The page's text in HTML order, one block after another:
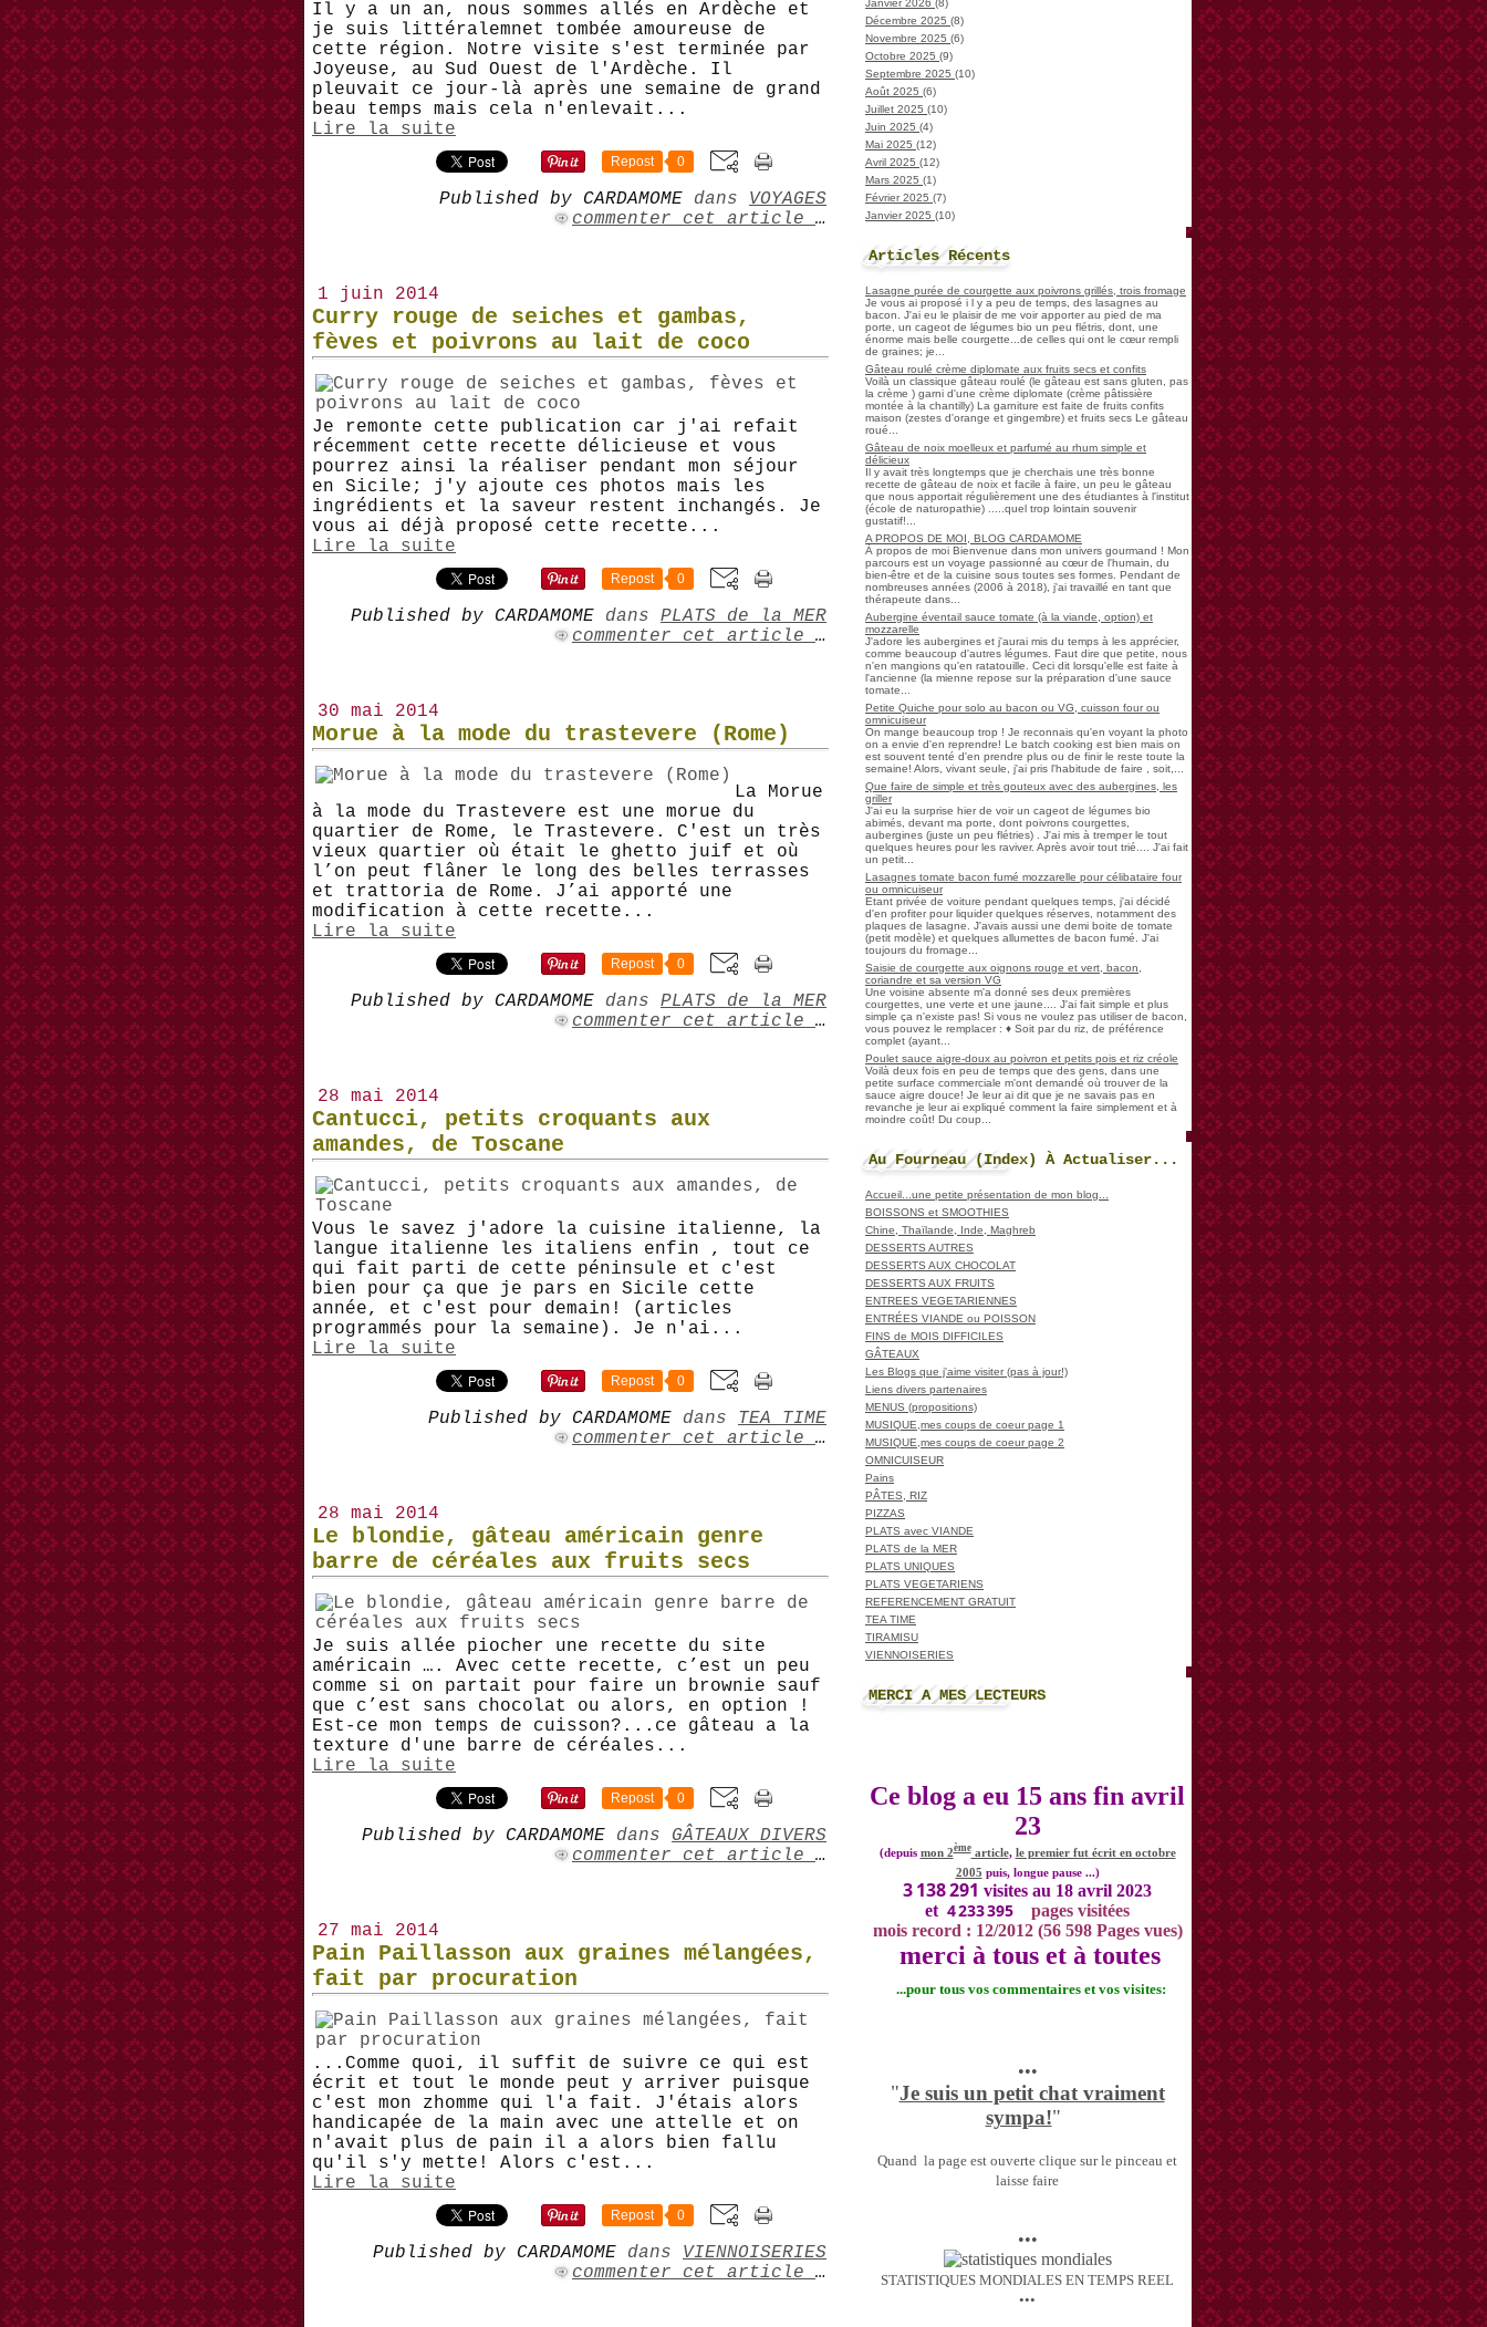
Il y a un an, nous sommes allés en Ardèche et
je suis littéralemnet tombée amoureuse de
cette région. Notre visite s'est terminée par
Joyeuse, au Sud Ouest de l'Ardèche. Il
pleuvait ce jour-là après une semaine de grand
beau temps mais cela n'enlevait...
Lire la suite
Repost 0
Published by CARDAMOME dans VOYAGES
commenter cet article …
1 juin 2014
Curry rouge de seiches et gambas,
fèves et poivrons au lait de coco
Je remonte cette publication car j'ai refait
récemment cette recette délicieuse et vous
pourrez ainsi la réaliser pendant mon séjour
en Sicile; j'y ajoute ces photos mais les
ingrédients et la saveur restent inchangés. Je
vous ai déjà proposé cette recette...
Lire la suite
Repost 0
Published by CARDAMOME dans PLATS de la MER
commenter cet article …
30 mai 2014
Morue à la mode du trastevere (Rome)
La Morue
à la mode du Trastevere est une morue du
quartier de Rome, le Trastevere. C'est un très
vieux quartier où était le ghetto juif et où
l’on peut flâner le long des belles terrasses
et trattoria de Rome. J’ai apporté une
modification à cette recette...
Lire la suite
Repost 0
Published by CARDAMOME dans PLATS de la MER
commenter cet article …
28 mai 2014
Cantucci, petits croquants aux
amandes, de Toscane
Vous le savez j'adore la cuisine italienne, la
langue italienne les italiens enfin , tout ce
qui fait parti de cette péninsule et c'est
bien pour ça que je pars en Sicile cette
année, et c'est pour demain! (articles
programmés pour la semaine). Je n'ai...
Lire la suite
Repost 0
Published by CARDAMOME dans TEA TIME
commenter cet article …
28 mai 2014
Le blondie, gâteau américain genre
barre de céréales aux fruits secs
Je suis allée piocher une recette du site
américain …. Avec cette recette, c’est un peu
comme si on partait pour faire un brownie sauf
que c’est sans chocolat ou alors, en option !
Est-ce mon temps de cuisson?...ce gâteau a la
texture d'une barre de céréales...
Lire la suite
Repost 0
Published by CARDAMOME dans GÂTEAUX DIVERS
commenter cet article …
27 mai 2014
Pain Paillasson aux graines mélangées,
fait par procuration
...Comme quoi, il suffit de suivre ce qui est
écrit et tout le monde peut y arriver puisque
c'est mon zhomme qui l'a fait. J'étais alors
handicapée de la main avec une attelle et on
n'avait plus de pain il a alors bien fallu
qu'il s'y mette! Alors c'est...
Lire la suite
Repost 0
Published by CARDAMOME dans VIENNOISERIES
commenter cet article …
Janvier 2026 (8)
Décembre 2025 (8)
Novembre 2025 (6)
Octobre 2025 (9)
Septembre 2025 (10)
Août 2025 (6)
Juillet 2025 (10)
Juin 2025 (4)
Mai 2025 (12)
Avril 2025 (12)
Mars 2025 (1)
Février 2025 (7)
Janvier 2025 (10)
Articles Récents
Lasagne purée de courgette aux poivrons grillés, trois fromage
Je vous ai proposé i l y a peu de temps, des lasagnes au
bacon. J'ai eu le plaisir de me voir apporter au pied de ma
porte, un cageot de légumes bio un peu flétris, dont, une
énorme mais belle courgette...de celles qui ont le cœur rempli
de graines; je...
Gâteau roulé crème diplomate aux fruits secs et confits
Voilà un classique gâteau roulé (le gâteau est sans gluten, pas
la crème ) garni d'une crème diplomate (crème pâtissière
montée à la chantilly) La garniture est faite de fruits confits
maison (zestes d'orange et gingembre) et fruits secs Le gâteau
roué...
Gâteau de noix moelleux et parfumé au rhum simple et
délicieux
Il y avait très longtemps que je cherchais une très bonne
recette de gâteau de noix et facile à faire, un peu le gâteau
que nous apportait régulièrement une des étudiantes à l'institut
(école de naturopathie) .....quel trop lointain souvenir
gustatif!...
A PROPOS DE MOI, BLOG CARDAMOME
À propos de moi Bienvenue dans mon univers gourmand ! Mon
parcours est un voyage passionné au cœur de l'humain, du
bien-être et de la cuisine sous toutes ses formes. Pendant de
nombreuses années (2006 à 2018), j'ai travaillé en tant que
thérapeute dans...
Aubergine éventail sauce tomate (à la viande, option) et
mozzarelle
J'adore les aubergines et j'aurai mis du temps à les apprécier,
comme beaucoup d'autres légumes. Faut dire que petite, nous
n'en mangions qu'en ratatouille. Ceci dit lorsqu'elle est faite à
l'ancienne (la mienne repose sur la préparation d'une sauce
tomate...
Petite Quiche pour solo au bacon ou VG, cuisson four ou
omnicuiseur
On mange beaucoup trop ! Je reconnais qu'en voyant la photo
on a envie d'en reprendre! Le batch cooking est bien mais on
est souvent tenté d'en prendre plus ou de finir le reste toute la
semaine! Alors, vivant seule, j'ai pris l'habitude de faire , soit,...
Que faire de simple et très gouteux avec des aubergines, les
griller
J'ai eu la surprise hier de voir un cageot de légumes bio
abimés, devant ma porte, dont poivrons courgettes,
aubergines (juste un peu flétries) . J'ai mis à tremper le tout
quelques heures pour les raviver. Après avoir tout trié.... J'ai fait
un petit...
Lasagnes tomate bacon fumé mozzarelle pour célibataire four
ou omnicuiseur
Etant privée de voiture pendant quelques temps, j'ai décidé
d'en profiter pour liquider quelques réserves, notamment des
plaques de lasagne. J'avais aussi une demi boite de tomate
(petit modèle) et quelques allumettes de bacon fumé. J'ai
toujours du fromage...
Saisie de courgette aux oignons rouge et vert, bacon,
coriandre et sa version VG
Une voisine absente m'a donné ses deux premières
courgettes, une verte et une jaune.... J'ai fait simple et plus
simple ça n'existe pas! Si vous ne voulez pas utiliser de bacon,
vous pouvez le remplacer : ♦ Soit par du riz, de préférence
complet (ayant...
Poulet sauce aigre-doux au poivron et petits pois et riz créole
Voilà deux fois en peu de temps que des gens, dans une
petite surface commerciale m'ont demandé où trouver de la
sauce aigre douce! Je leur ai dit que je ne savais pas en
revanche je leur ai expliqué comment la faire simplement et à
moindre coût! Du coup...
Au Fourneau (Index) À Actualiser...
Accueil...une petite présentation de mon blog...
BOISSONS et SMOOTHIES
Chine, Thaïlande, Inde, Maghreb
DESSERTS AUTRES
DESSERTS AUX CHOCOLAT
DESSERTS AUX FRUITS
ENTREES VEGETARIENNES
ENTRÉES VIANDE ou POISSON
FINS de MOIS DIFFICILES
GÂTEAUX
Les Blogs que j'aime visiter (pas à jour!)
Liens divers partenaires
MENUS (propositions)
MUSIQUE,mes coups de coeur page 1
MUSIQUE,mes coups de coeur page 2
OMNICUISEUR
Pains
PÂTES, RIZ
PIZZAS
PLATS avec VIANDE
PLATS de la MER
PLATS UNIQUES
PLATS VEGETARIENS
REFERENCEMENT GRATUIT
TEA TIME
TIRAMISU
VIENNOISERIES
MERCI A MES LECTEURS
Ce blog a eu 15 ans fin avril
23
(depuis mon 2èmearticle, le premier fut écrit en octobre
2005 puis, longue pause ...)
3 138 291 visites au 18 avril 2023
et 4 233 395
pages visitées
mois record : 12/2012 (56 598 Pages vues)
merci à tous et à toutes
...pour tous vos commentaires et vos visites:
•••
"Je suis un petit chat vraiment
sympa!"
Quand la page est ouverte clique sur le pinceau et
laisse faire
•••
STATISTIQUES MONDIALES EN TEMPS REEL
•••